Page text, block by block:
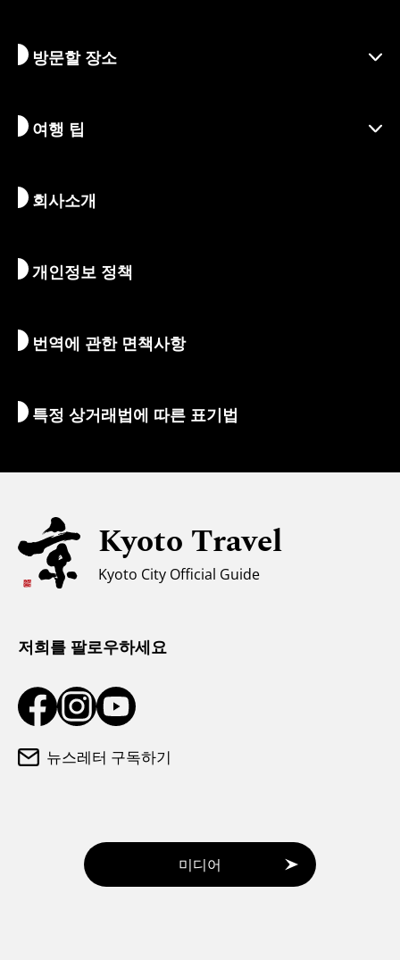
시즌별 정보
지속가능한 관광
여행 아이디어
액티비티
예술 & 문화
아침 & 밤
숙박 시설
방문할 장소
목적지
여정
여행 팁
교토 둘러보기
지도 및 도구
통역 가이드
환전/세금
유니버설 관광
무슬림을 위한 정보
날씨와 옷차림
회사소개
개인정보 정책
번역에 관한 면책사항
특정 상거래법에 따른 표기법
Kyoto Travel
Kyoto City Official Guide
저희를 팔로우하세요
뉴스레터 구독하기
미디어